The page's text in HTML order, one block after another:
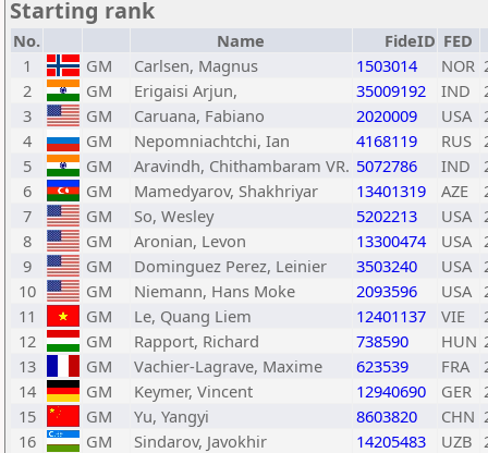
Starting rank
No. Name FideID FED
1
GM Carlsen, Magnus 1503014 NOR
2
GM Erigaisi Arjun, 35009192 IND
3
GM Caruana, Fabiano 2020009 USA
4
GM Nepomniachtchi, Ian 4168119 RUS
5
GM Aravindh, Chithambaram VR. 5072786 IND
6
GM Mamedyarov, Shakhriyar 13401319 AZE
7
GM So, Wesley 5202213 USA
8
GM Aronian, Levon 13300474 USA
9
GM Dominguez Perez, Leinier 3503240 USA
10
GM Niemann, Hans Moke 2093596 USA
11
GM Le, Quang Liem 12401137 VIE
12
GM Rapport, Richard 738590 HUN
13
GM Vachier-Lagrave, Maxime 623539 FRA
14
GM Keymer, Vincent 12940690 GER
15
GM Yu, Yangyi 8603820 CHN
16
GM Sindarov, Javokhir 14205483 UZB